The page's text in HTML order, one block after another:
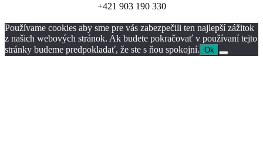
+421 903 190 330
Používame cookies aby sme pre vás zabezpečili ten najlepší zážitok
z našich webových stránok. Ak budete pokračovať v používaní tejto
stránky budeme predpokladať, že ste s ňou spokojní. Ok